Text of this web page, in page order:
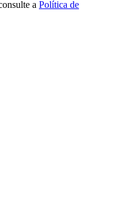
a Política de